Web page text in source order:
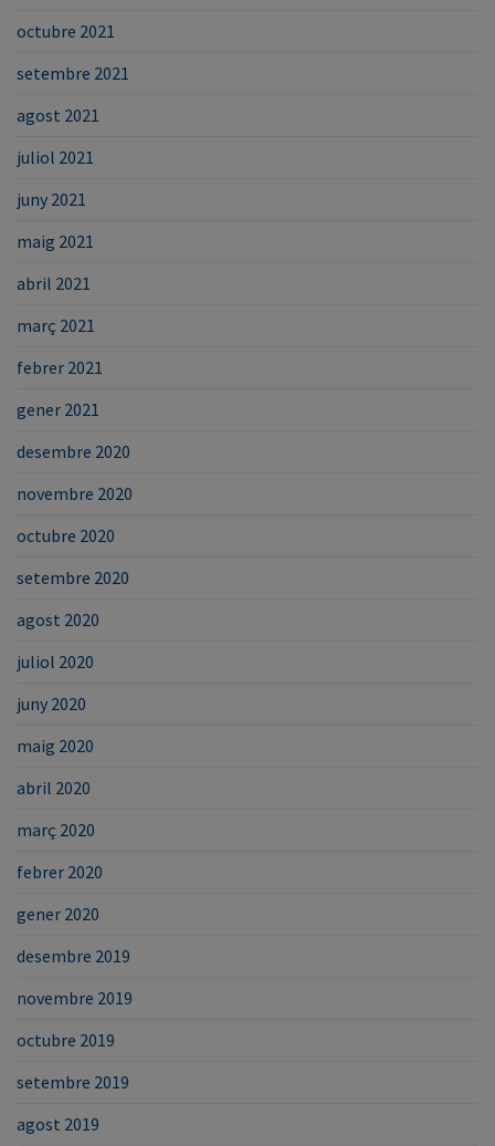
octubre 2021
setembre 2021
agost 2021
juliol 2021
juny 2021
maig 2021
abril 2021
març 2021
febrer 2021
gener 2021
desembre 2020
novembre 2020
octubre 2020
setembre 2020
agost 2020
juliol 2020
juny 2020
maig 2020
abril 2020
març 2020
febrer 2020
gener 2020
desembre 2019
novembre 2019
octubre 2019
setembre 2019
agost 2019